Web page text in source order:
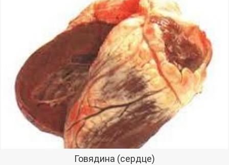
Говядина (сердце)